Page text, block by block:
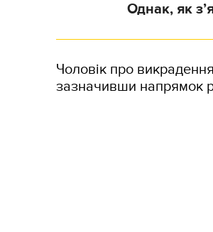
Однак, як
Чоловік про
зазначивши напрямок